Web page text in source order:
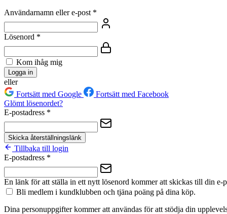
Användarnamn eller e-post *
Lösenord *
Kom ihåg mig
Logga in
eller
Fortsätt med Google
Fortsätt med Facebook
Glömt lösenordet?
E-postadress *
Skicka återställningslänk
Tillbaka till login
E-postadress *
En länk för att ställa in ett nytt lösenord kommer att skickas till din e-
Bli medlem i kundklubben och tjäna poäng på dina köp.
Dina personuppgifter kommer att användas för att stödja din